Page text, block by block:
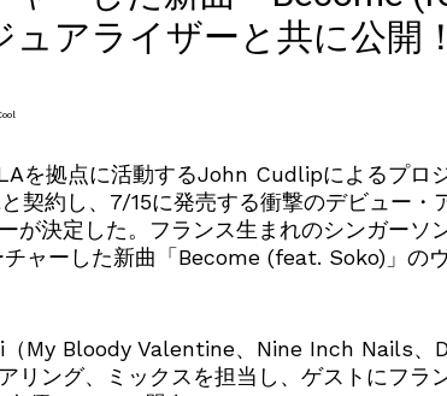
アライザーと共に公開！
を拠点に活動するJohn Cudlipによるプロ
契約し、7/15に発売する衝撃のデビュー・
が決定した。フランス生まれのシンガーソ
ャーした新曲「Become (feat. Soko)」の
My Bloody Valentine、Nine Inch Nails、
リング、ミックスを担当し、ゲストにフラ